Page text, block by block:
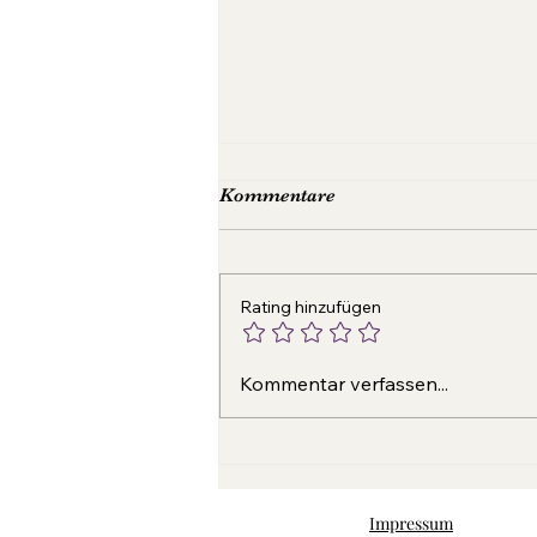
Guesthouses Neuer Strand
Eröffnung
Kommentare
Rating hinzufügen
Kommentar verfassen...
Impressum